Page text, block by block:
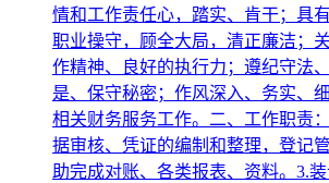
情和工作责任心，踏实、肯干；具
职业操守，顾全大局，清正廉洁；
作精神、良好的执行力；遵纪守法
是、保守秘密；作风深入、务实、
相关财务服务工作。二、工作职责
据审核、凭证的编制和整理，登记
助完成对账、各类报表、资料。3.